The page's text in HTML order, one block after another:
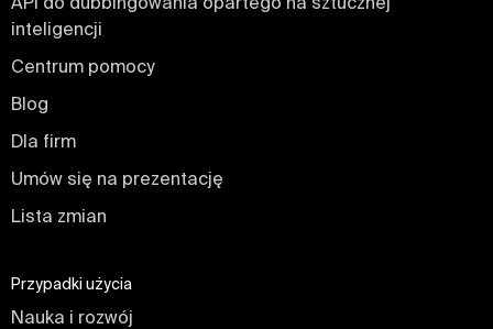
inteligencji
Centrum pomocy
Blog
Dla firm
Umów się na prezentację
Lista zmian
Przypadki użycia
Nauka i rozwój